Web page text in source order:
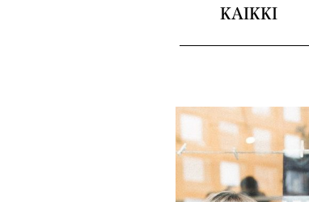
KAIKKI